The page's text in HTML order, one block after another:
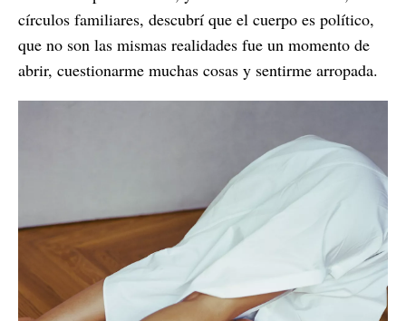
círculos familiares, descubrí que el cuerpo es político,
que no son las mismas realidades fue un momento de
abrir, cuestionarme muchas cosas y sentirme arropada.